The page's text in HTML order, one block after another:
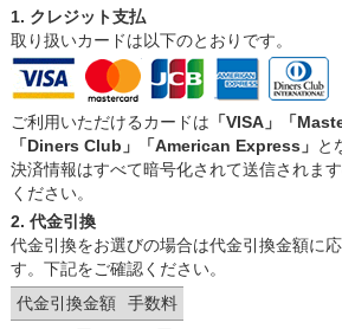
1. クレジット支払
取り扱いカードは以下のとおりです。
ご利用いただけるカードは 「VISA」「
「Diners Club」「American Express」 と
決済情報はすべて暗号化されて送信されま
ください。
2. 代金引換
代金引換をお選びの場合は代金引換金額に
す。下記をご確認ください。
代金引換金額
手数料